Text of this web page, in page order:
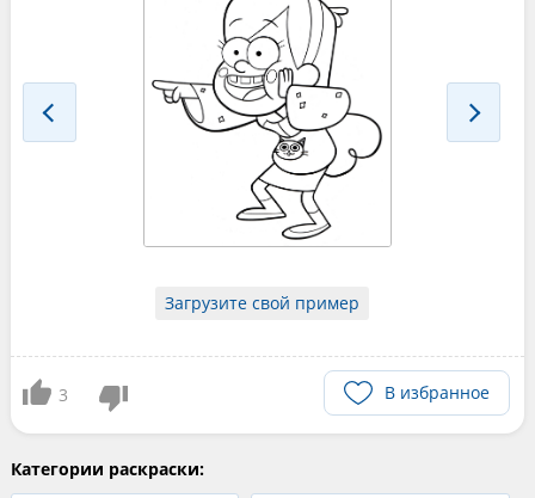
Загрузите свой пример
3 В избранное
Категории раскраски: